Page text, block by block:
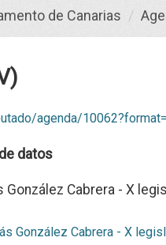
de Canarias
agenda/
datos
González Cabrera - X
González Cabrera - X